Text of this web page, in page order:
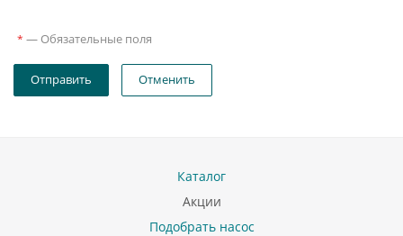
* — Обязательные поля
Отправить Отменить
Каталог
Акции
Подобрать насос